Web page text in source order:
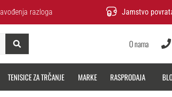
razloga Jamstvo
O nama
TENISICE ZA TRČANJE MARKE RASPRODAJA